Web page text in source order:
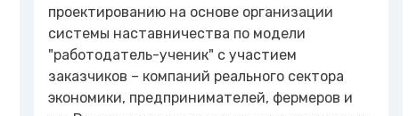
проектированию на основе организации
системы наставничества по модели
"работодатель-ученик" с участием
заказчиков – компаний реального сектора
экономики, предпринимателей, фермеров и